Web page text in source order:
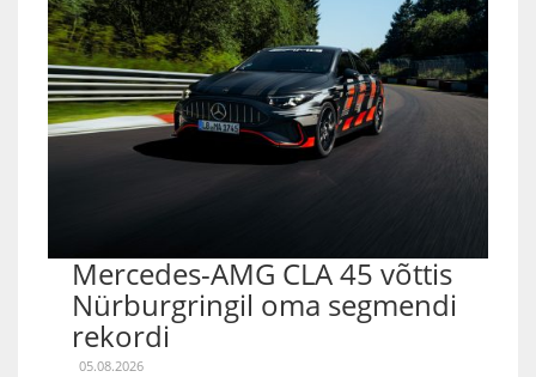
Mercedes-AMG CLA 45 võttis
Nürburgringil oma segmendi
rekordi
05.08.2026